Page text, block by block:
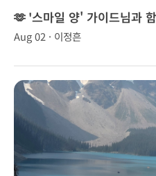
🫶 '스마일 양' 가이드님과
Aug 02 · 이정흔